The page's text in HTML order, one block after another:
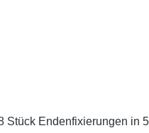
Stück Endenfixierungen in